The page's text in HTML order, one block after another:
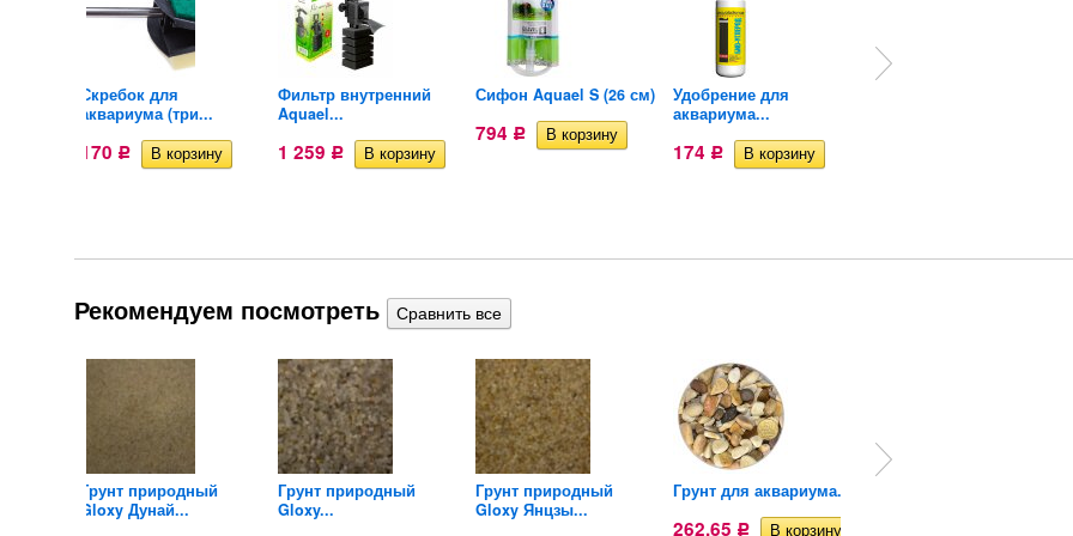
Скребок для
аквариума (три...
170 Р
Фильтр внутренний
Aquael...
1 259 Р
Сифон Aquael S (26 см)
794 Р
Удобрение для
аквариума...
174 Р
Рекомендуем посмотреть
Грунт природный
Gloxy Дунай...
Грунт природный
Gloxy...
Грунт природный
Gloxy Янцзы...
Грунт для аквариума...
262,65 Р